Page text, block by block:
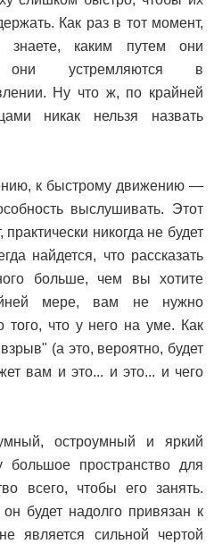
Как раз в тот момент,
знаете, каким путем они
они устремляются в
Ну что ж, по крайней
никак нельзя назвать
к быстрому движению —
выслушивать. Этот
никогда не будет
найдется, что рассказать
больше, чем вы хотите
мере, вам не нужно
того, что у него на уме. Как
(а это, вероятно, будет
вам и это... и это... и чего
остроумный и яркий
большое пространство для
всего, чтобы его занять.
будет надолго привязан к
является сильной чертой